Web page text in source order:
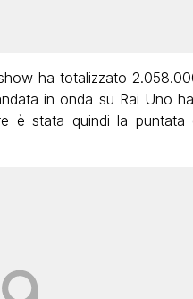
ha totalizzato
in onda su Rai Uno
è stata quindi la puntata